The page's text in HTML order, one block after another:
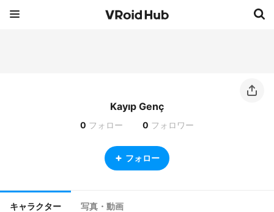
Kayıp Genç
0 フォロー 0 フォロワー
フォロー
キャラクター 写真・動画